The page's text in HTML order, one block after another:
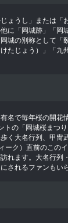
ょうし」または「
に「岡城跡」「岡
城の別称として「
たじょう）」「九
名で毎年桜の開花
トの「岡城桜まつ
く大名行列、甲冑
ーク）直前のこの
れます。大名行列
されるファンもい